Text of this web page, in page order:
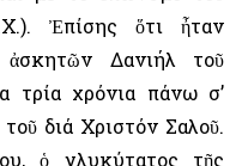
Ἐπίσης ὅτι ἦταν
Δανιήλ τοῦ
τρία χρόνια πάνω σ’
διά Χριστόν Σαλοῦ.
ὁ γλυκύτατος τῆς